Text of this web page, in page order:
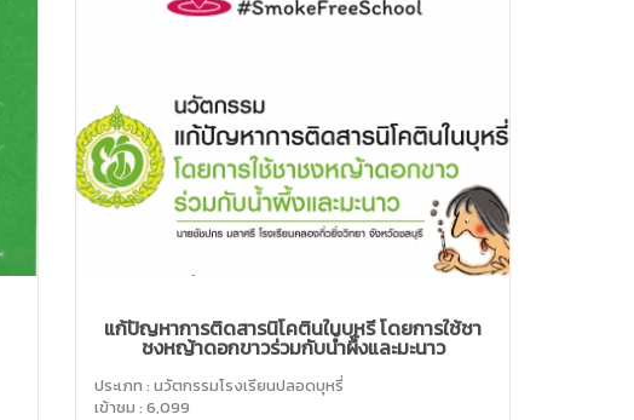
แก้ปัญหาการติดสารนิโคตินในบุหรี่ โดยการใช้ชา
ชงหญ้าดอกขาวร่วมกับน้ำผึ้งและมะนาว
ประเภท : นวัตกรรมโรงเรียนปลอดบุหรี่
เข้าชม : 6,099